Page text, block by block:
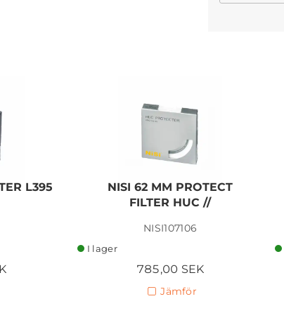
5 575,00 SEK
L395
NISI 62 MM PROTECT
FILTER HUC //
NISI107106
I lager
785,00 SEK
Jämför